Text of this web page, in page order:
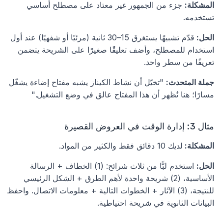
المشكلة:
تستخدمه.
الحل:
تعريفًا من سطر واحد.
جملة المتحدث:
مسارًا؛ هنا نُظهر أن هذا المفتاح عالق في وضع التشغيل."
مثال 3: إدارة الوقت في العروض القصيرة
المشكلة: لديك 10 دقائق فقط والكثير من المواد.
الحل:
البيانات الثانوية في شريحة احتياطية.